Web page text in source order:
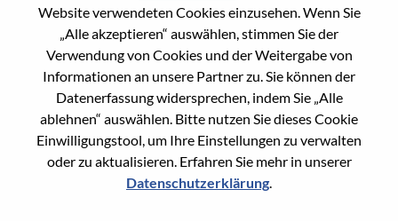
Website verwendeten Cookies einzusehen. Wenn Sie
„Alle akzeptieren“ auswählen, stimmen Sie der
Verwendung von Cookies und der Weitergabe von
Informationen an unsere Partner zu. Sie können der
Datenerfassung widersprechen, indem Sie „Alle
ablehnen“ auswählen. Bitte nutzen Sie dieses Cookie
Einwilligungstool, um Ihre Einstellungen zu verwalten
oder zu aktualisieren. Erfahren Sie mehr in unserer
Datenschutzerklärung.
We will email you a link to reset your
password.
E-mail*
Continue